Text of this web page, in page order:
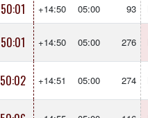
50:01 +14:50 05:00 93
50:01 +14:50 05:00 276
50:02 +14:51 05:00 274